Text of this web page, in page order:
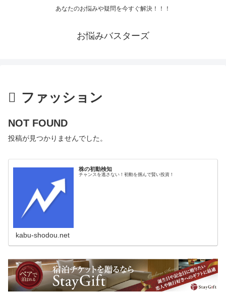
あなたのお悩みや疑問を今すぐ解決！！！
お悩みバスターズ
ファッション
NOT FOUND
投稿が見つかりませんでした。
株の初動検知
チャンスを逃さない！初動を掴んで賢い投資！
kabu-shodou.net